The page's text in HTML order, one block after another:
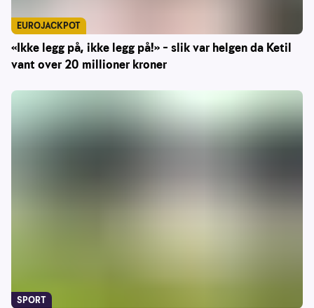
«Ikke legg på, ikke legg på!» – slik var helgen da Ketil
vant over 20 millioner kroner
EUROJACKPOT
SPORT